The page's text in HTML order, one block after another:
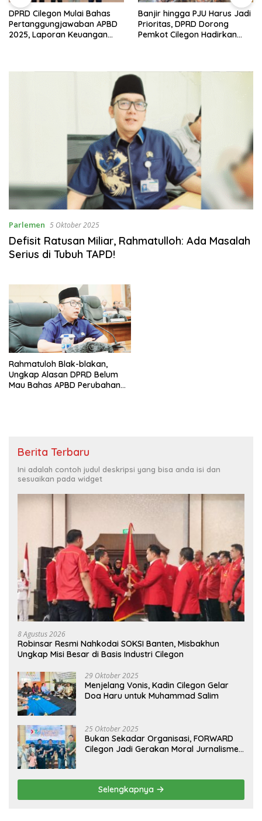
DPRD Cilegon Mulai Bahas
Pertanggungjawaban APBD
2025, Laporan Keuangan
Banjir hingga PJU Harus Jadi
Prioritas, DPRD Dorong
Pemkot Cilegon Hadirkan
Parlemen 5 Oktober 2025
Defisit Ratusan Miliar, Rahmatulloh: Ada Masalah
Serius di Tubuh TAPD!
Rahmatuloh Blak-blakan,
Ungkap Alasan DPRD Belum
Mau Bahas APBD Perubahan
Berita Terbaru
Ini adalah contoh judul deskripsi yang bisa anda isi dan
sesuaikan pada widget
8 Agustus 2026
Robinsar Resmi Nahkodai SOKSI Banten, Misbakhun
Ungkap Misi Besar di Basis Industri Cilegon
29 Oktober 2025
Menjelang Vonis, Kadin Cilegon Gelar
Doa Haru untuk Muhammad Salim
25 Oktober 2025
Bukan Sekadar Organisasi, FORWARD
Cilegon Jadi Gerakan Moral Jurnalisme
Selengkapnya